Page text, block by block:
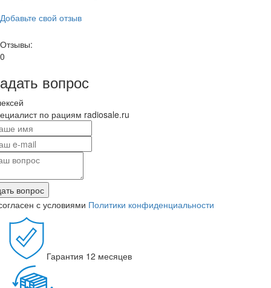
Добавьте свой отзыв
Отзывы:
0
вопрос
по рациям radiosale.ru
вопрос
с условиями Политики конфиденциальности
Гарантия 12 месяцев